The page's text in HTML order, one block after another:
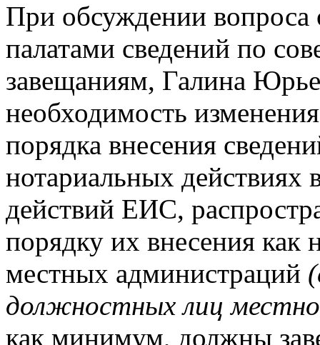
При обсуждении вопроса
палатами сведений по
завещаниям, Галина
необходимость
порядка внесения
нотариальных действиях
действий ЕИС,
порядку их внесения как
местных администраций
должностных лиц
как минимум, должны